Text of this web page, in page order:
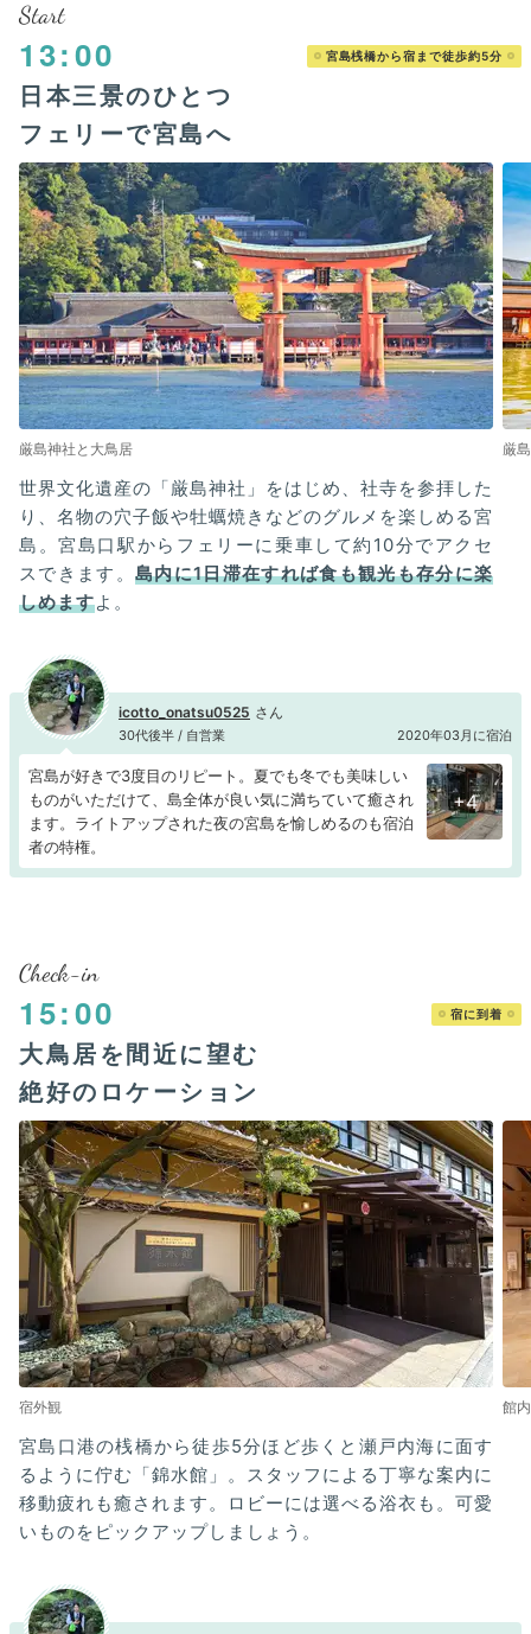
Start
13:00 宮島桟橋から宿まで徒歩約5分
日本三景のひとつ
フェリーで宮島へ
厳島神社と大鳥居 厳
世界文化遺産の「厳島神社」をはじめ、社寺を参拝した
り、名物の穴子飯や牡蠣焼きなどのグルメを楽しめる宮
島。宮島口駅からフェリーに乗車して約10分でアクセ
スできます。島内に1日滞在すれば食も観光も存分に楽
しめますよ。
icotto_onatsu0525
30代後半 / 自営業 2020年03月に宿泊
宮島が好きで3度目のリピート。夏でも冬でも美味しい
ものがいただけて、島全体が良い気に満ちていて癒され
ます。ライトアップされた夜の宮島を愉しめるのも宿泊
者の特権。
+4
Check-in
15:00 宿に到着
大鳥居を間近に望む
絶好のロケーション
宿外観 館内
宮島口港の桟橋から徒歩5分ほど歩くと瀬戸内海に面す
るように佇む「錦水館」。スタッフによる丁寧な案内に
移動疲れも癒されます。ロビーには選べる浴衣も。可愛
いものをピックアップしましょう。